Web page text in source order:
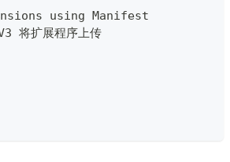
using Manifest
将扩展程序上传